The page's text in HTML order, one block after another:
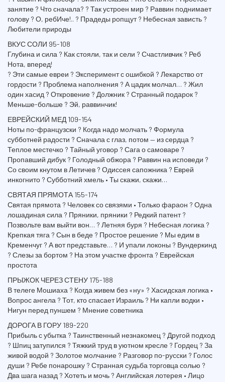
занятие ? Что сначала? ? Так устроен мир ? Раввин поднимает
голову ? О, ребИче!.. ? Прадеды ропщут ? Небесная зависть ?
Любители природы
ВКУС СОЛИ 95-108
Глубина и сила ? Как стояли, так и сели ? Счастливчик ? Реб
Нота, вперед!
? Эти самые евреи ? Эксперимент с ошибкой ? Лекарство от
гордости ? Проблема наполнения ? А цадик молчал… ? Жил
один хасид ? Откровение ? Должник ? Странный подарок ?
Меньше-больше ? Эй, раввинчик!
ЕВРЕЙСКИЙ МЕД 109-154
Ноты по-французски ? Когда надо молчать ? Формула
субботней радости ? Сначала с глаз, потом — из сердца ?
Теплое местечко ? Тайный уговор ? Сага о самоваре ?
Пропавший дибук ? Голодный обжора ? Раввин на исповеди ?
Со своим кнутом в Летичев ? Одиссея сапожника ? Еврей
инкогнито ? Субботний хмель • Ты скажи, скажи…
СВЯТАЯ ПРЯМОТА 155-174
Святая прямота ? Человек со связями • Только фараон ? Одна
лошадиная сила ? Пряники, пряники ? Редкий патент ?
Позвольте вам выйти вон… ? Летняя буря ? Небесная логика ?
Крепкая тяга ? Сын в беде ? Простое решение ? Мы едим в
Кременчуг ? А вот представьте… ? И упали локоны ? Вундеркинд
? Слезы за бортом ? На этом участке фронта ? Еврейская
простота
ПРЫЖОК ЧЕРЕЗ СТЕНУ 175-188
В телеге Мошиаха ? Когда живем без «ну» ? Хасидская логика •
Вопрос ангела ? Тот, кто спасает Израиль ? Ни капли водки •
Нигун перед пуншем ? Мнение советника
ДОРОГА В ГОРУ 189-220
Прибыль с убытка ? Таинственный незнакомец ? Другой подход
? Шпиц затупился ? Тяжкий труд в уютном кресле ? Гордец ? За
живой водой ? Золотое молчание ? Разговор по-русски ? Голос
души ? Ребе понарошку ? Странная судьба торговца солью ?
Два шага назад ? Хотеть и мочь ? Английская лотерея • Лицо